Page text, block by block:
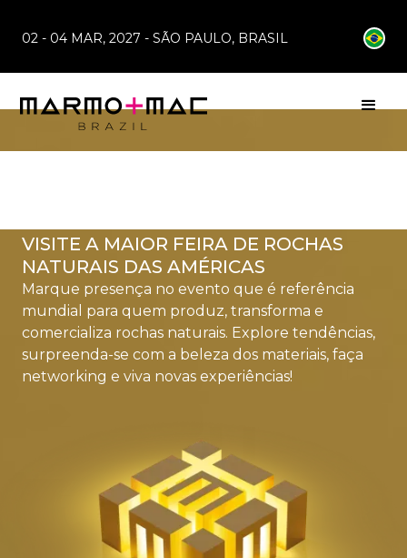
02 - 04 MAR, 2027 - SÃO PAULO, BRASIL
VISITE A MAIOR FEIRA DE ROCHAS
NATURAIS DAS AMÉRICAS
Marque presença no evento que é referência
mundial para quem produz, transforma e
comercializa rochas naturais. Explore tendências,
surpreenda-se com a beleza dos materiais, faça
networking e viva novas experiências!